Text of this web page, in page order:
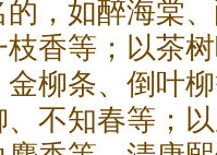
，如醉海棠
香等；以茶
柳条、倒叶
不知春等；